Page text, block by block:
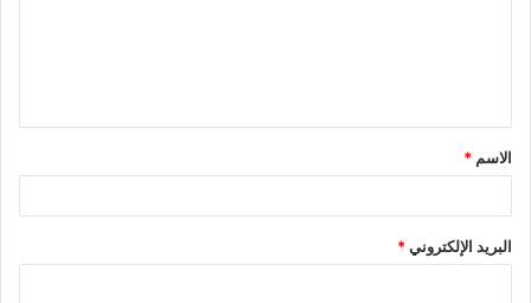
الاسم *
البريد الإلكتروني*